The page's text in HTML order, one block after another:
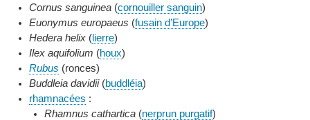
Cornus sanguinea(cornouiller sanguin)
Euonymus europaeus (fusain d’Europe)
Hedera helix(lierre)
Ilex aquifolium (houx)
Rubus (ronces)
Buddleia davidii(buddléia)
rhamnacées :
Rhamnus cathartica(nerprun purgatif)